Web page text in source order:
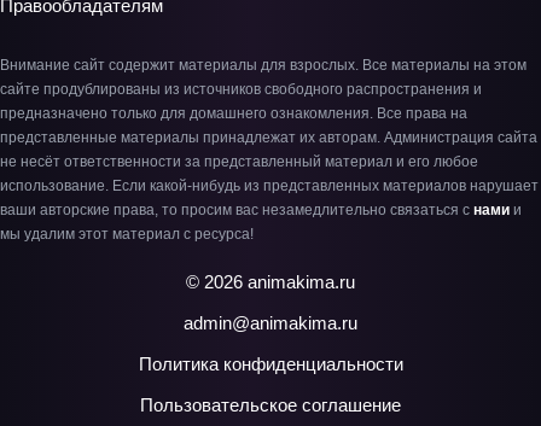
Правообладателям
Внимание сайт содержит материалы для взрослых. Все материалы на этом
сайте продублированы из источников свободного распространения и
предназначено только для домашнего ознакомления. Все права на
представленные материалы принадлежат их авторам. Администрация сайта
не несёт ответственности за представленный материал и его любое
использование. Если какой-нибудь из представленных материалов нарушает
ваши авторские права, то просим вас незамедлительно связаться с нами и
мы удалим этот материал с ресурса!
© 2026 animakima.ru
admin@animakima.ru
Политика конфиденциальности
Пользовательское соглашение